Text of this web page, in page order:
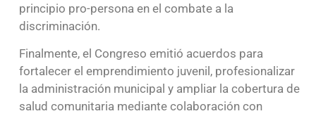
principio pro-persona en el combate a la
discriminación.
Finalmente, el Congreso emitió acuerdos para
fortalecer el emprendimiento juvenil, profesionalizar
la administración municipal y ampliar la cobertura de
salud comunitaria mediante colaboración con